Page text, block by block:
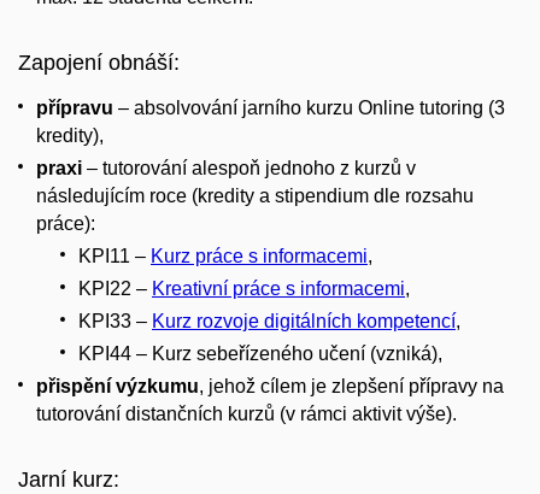
Zapojení obnáší:
přípravu – absolvování jarního kurzu Online tutoring (3
kredity),
praxi – tutorování alespoň jednoho z kurzů v
následujícím roce (kredity a stipendium dle rozsahu
práce):
KPI11 – Kurz práce s informacemi,
KPI22 – Kreativní práce s informacemi,
KPI33 – Kurz rozvoje digitálních kompetencí,
KPI44 – Kurz sebeřízeného učení (vzniká),
přispění výzkumu, jehož cílem je zlepšení přípravy na
tutorování distančních kurzů (v rámci aktivit výše).
Jarní kurz: